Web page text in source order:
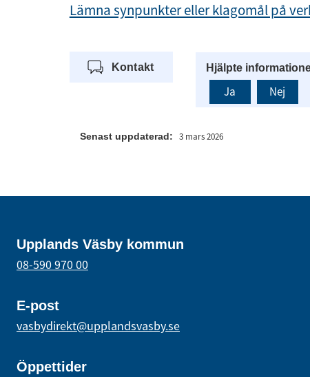
Lämna synpunkter eller klagomål på
Kontakt Hjälpte
Ja Nej
Senast uppdaterad: 3 mars 2026
Upplands Väsby kommun
08-590 970 00
E-post
vasbydirekt@upplandsvasby.se
Öppettider